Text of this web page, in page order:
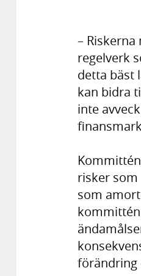
–
regelverk
detta bäst
kan bidra
inte
risker
som
förändring